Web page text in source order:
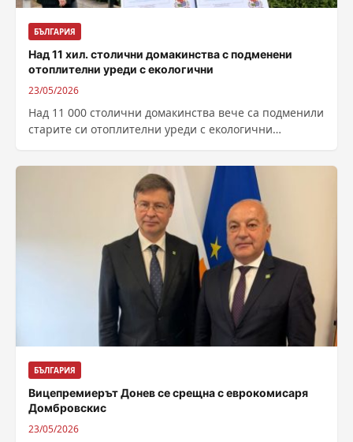
БЪЛГАРИЯ
Над 11 хил. столични домакинства с подменени
отоплителни уреди с екологични
23/05/2026
Над 11 000 столични домакинства вече са подменили
старите си отоплителни уреди с екологични
БЪЛГАРИЯ
Вицепремиерът Донев се срещна с еврокомисаря
Домбровскис
23/05/2026